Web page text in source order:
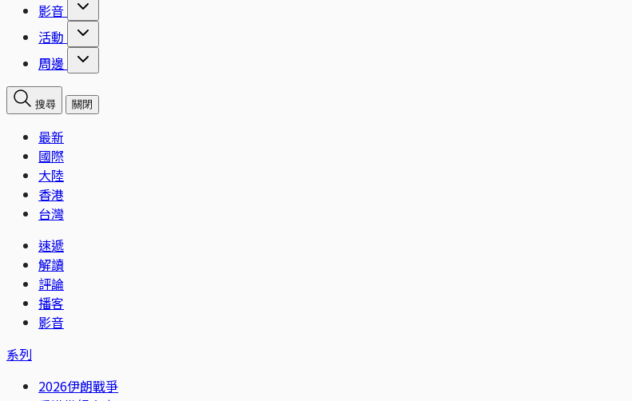
影音
活動
周邊
搜尋 關閉
最新
國際
大陸
香港
台灣
速遞
解讀
評論
播客
影音
系列
2026伊朗戰爭